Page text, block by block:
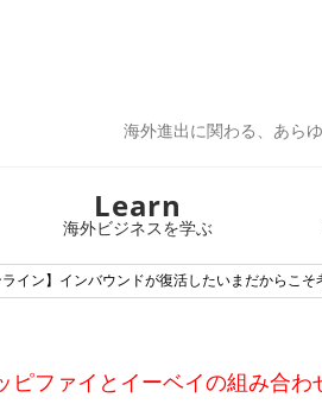
海外進出に関わる、あら
Learn
海外ビジネスを学ぶ
ライン】インバウンドが復活したいまだからこ
ピファイとイーベイの組み合わ